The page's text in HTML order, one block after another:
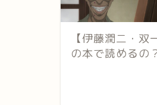
【伊藤潤二・
の本で読めるの